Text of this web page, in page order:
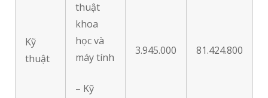
Kỹ
thuật
thuật
khoa
học và
máy tính
– Kỹ
3.945.000 81.424.800